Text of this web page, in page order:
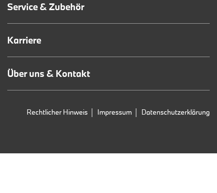
Service & Zubehör
Karriere
Über uns & Kontakt
Rechtlicher Hinweis Impressum Datenschutzerklärung